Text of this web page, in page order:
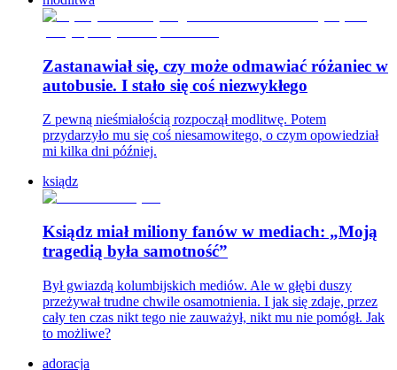
Zastanawiał się, czy może odmawiać różaniec w
autobusie. I stało się coś niezwykłego
Z pewną nieśmiałością rozpoczął modlitwę. Potem
przydarzyło mu się coś niesamowitego, o czym opowiedział
mi kilka dni później.
ksiądz
Ksiądz miał miliony fanów w mediach: „Moją
tragedią była samotność”
Był gwiazdą kolumbijskich mediów. Ale w głębi duszy
przeżywał trudne chwile osamotnienia. I jak się zdaje, przez
cały ten czas nikt tego nie zauważył, nikt mu nie pomógł. Jak
to możliwe?
adoracja